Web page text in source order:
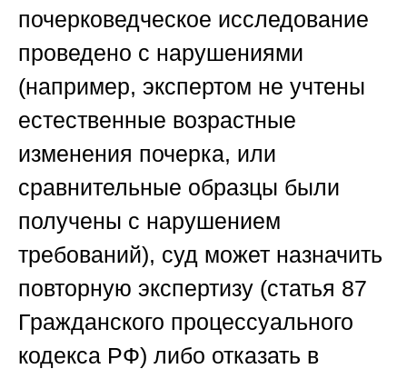
почерковедческое исследование
проведено с нарушениями
(например, экспертом не учтены
естественные возрастные
изменения почерка, или
сравнительные образцы были
получены с нарушением
требований), суд может назначить
повторную экспертизу (статья 87
Гражданского процессуального
кодекса РФ) либо отказать в